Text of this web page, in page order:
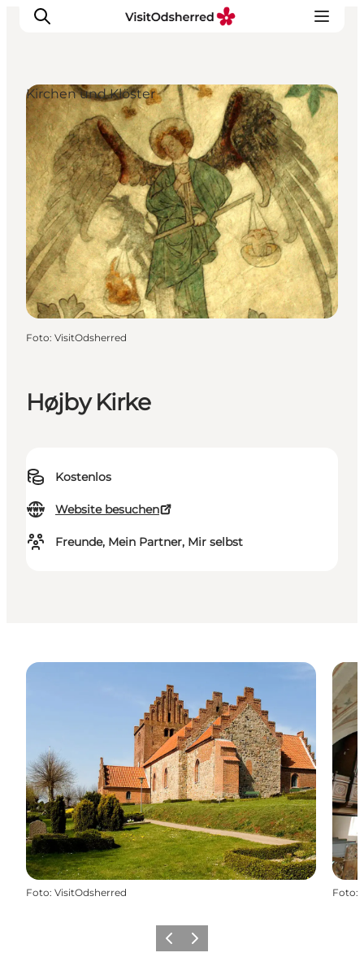
Events
Erlebnisse
Essen
Unterkünfte
Nützliches
Højby Kirke
Kostenlos
Website besuchen
Freunde, Mein Partner, Mir selbst
Kirchen und Klöster
Foto: VisitOdsherred
Foto: VisitOdsherred Foto:
Vorherige Folie
Nächste Folie